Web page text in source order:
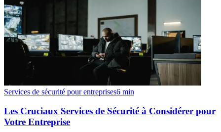
Services de sécurité pour entreprises6 min
Les Cruciaux Services de Sécurité à Considérer pour
Votre Entreprise